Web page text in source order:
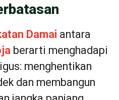
Damai antara
berarti menghadapi
menghentikan
dan membangun